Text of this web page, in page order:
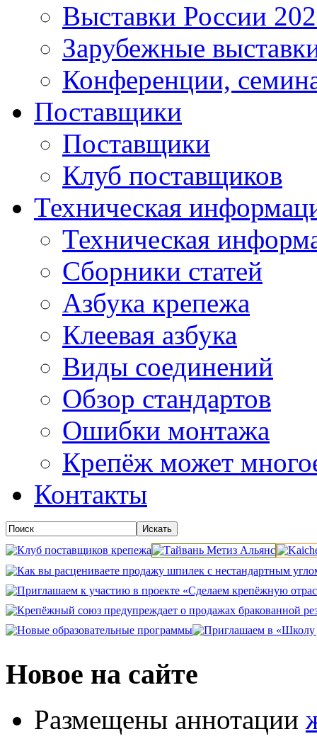
Выставки России
Зарубежные
Конференции,
Поставщики
Поставщики
Клуб поставщиков
Техническая
Техническая
Сборники статей
Азбука крепежа
Клеевая азбука
Виды соединений
Обзор стандартов
Ошибки монтажа
Крепёж может
Контакты
Новое на сайте
Размещены аннотации